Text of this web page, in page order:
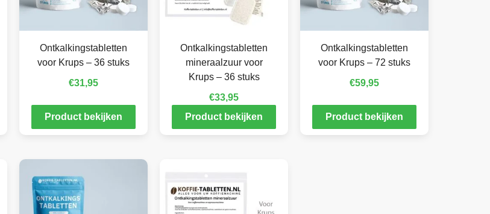
Ontkalkingstabletten
voor Krups – 36 stuks
€31,95
Product bekijken
Ontkalkingstabletten
mineraalzuur voor
Krups – 36 stuks
€33,95
Product bekijken
Ontkalkingstabletten
voor Krups – 72 stuks
€59,95
Product bekijken